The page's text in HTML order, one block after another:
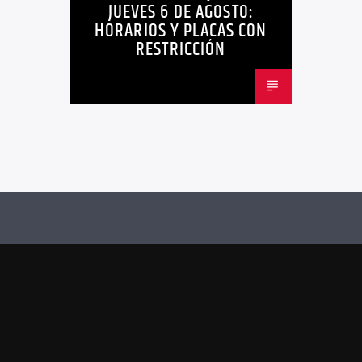
JUEVES 6 DE AGOSTO:
HORARIOS Y PLACAS CON
RESTRICCIÓN